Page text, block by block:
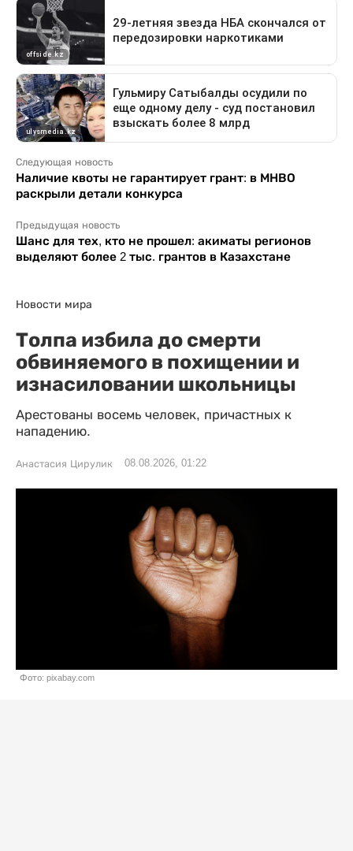
Следующая новость
Наличие квоты не гарантирует грант: в МНВО
раскрыли детали конкурса
Предыдущая новость
Шанс для тех, кто не прошел: акиматы регионов
выделяют более 2 тыс. грантов в Казахстане
Новости мира
Толпа избила до смерти
обвиняемого в похищении и
изнасиловании школьницы
Арестованы восемь человек, причастных к
нападению.
Анастасия Цирулик 08.08.2026, 01:22
Фото: pixabay.com